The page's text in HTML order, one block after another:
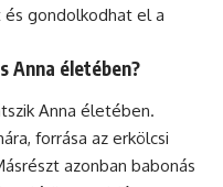
gondolkodhat el a
Anna életében?
Anna életében.
forrása az erkölcsi
azonban babonás